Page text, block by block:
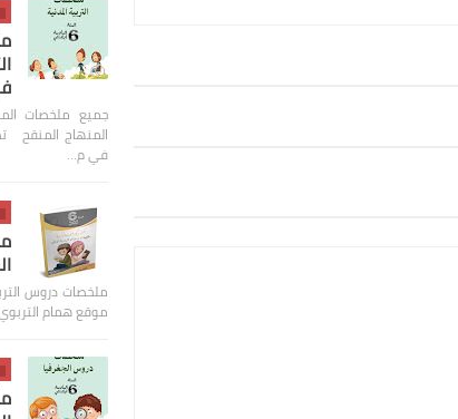
جميع ملخصات
المنهاج المنقح
في م…
ملخصات دروس
موقع همام